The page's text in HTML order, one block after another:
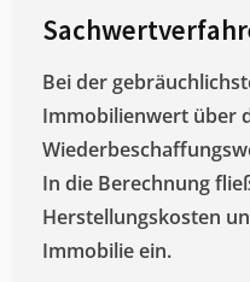
Bei der
Immobilienwert über
In die Berechnung
Herstellungskosten
Immobilie ein.